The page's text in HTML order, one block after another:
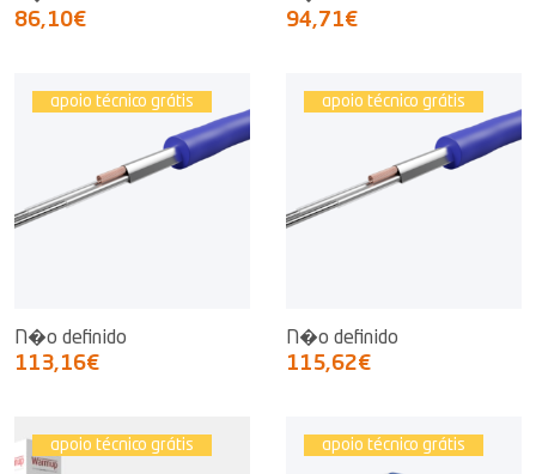
86,10€ 94,71€
apoio técnico grátis
N�o definido
113,16€
apoio técnico grátis
N�o definido
115,62€
apoio técnico grátis apoio técnico grátis